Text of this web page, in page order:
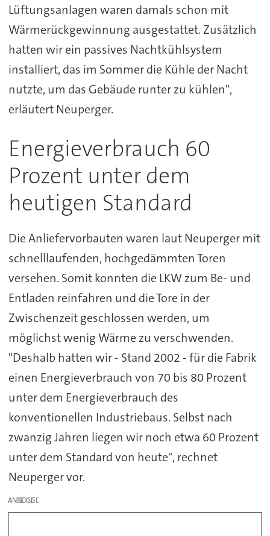
Lüftungsanlagen waren damals schon mit
Wärmerückgewinnung ausgestattet. Zusätzlich
hatten wir ein passives Nachtkühlsystem
installiert, das im Sommer die Kühle der Nacht
nutzte, um das Gebäude runter zu kühlen",
erläutert Neuperger.
Energieverbrauch 60
Prozent unter dem
heutigen Standard
Die Anliefervorbauten waren laut Neuperger mit
schnelllaufenden, hochgedämmten Toren
versehen. Somit konnten die LKW zum Be- und
Entladen reinfahren und die Tore in der
Zwischenzeit geschlossen werden, um
möglichst wenig Wärme zu verschwenden.
"Deshalb hatten wir - Stand 2002 - für die Fabrik
einen Energieverbrauch von 70 bis 80 Prozent
unter dem Energieverbrauch des
konventionellen Industriebaus. Selbst nach
zwanzig Jahren liegen wir noch etwa 60 Prozent
unter dem Standard von heute", rechnet
Neuperger vor.
ANZEIGE